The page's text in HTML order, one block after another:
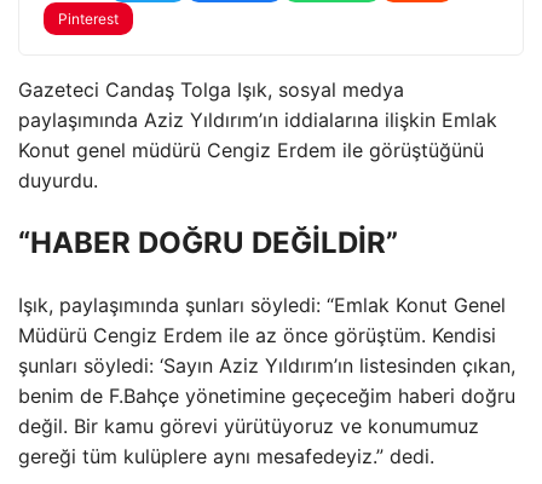
Pinterest
Gazeteci Candaş Tolga Işık, sosyal medya
paylaşımında Aziz Yıldırım’ın iddialarına ilişkin Emlak
Konut genel müdürü Cengiz Erdem ile görüştüğünü
duyurdu.
“HABER DOĞRU DEĞİLDİR”
Işık, paylaşımında şunları söyledi: “Emlak Konut Genel
Müdürü Cengiz Erdem ile az önce görüştüm. Kendisi
şunları söyledi: ‘Sayın Aziz Yıldırım’ın listesinden çıkan,
benim de F.Bahçe yönetimine geçeceğim haberi doğru
değil. Bir kamu görevi yürütüyoruz ve konumumuz
gereği tüm kulüplere aynı mesafedeyiz.” dedi.